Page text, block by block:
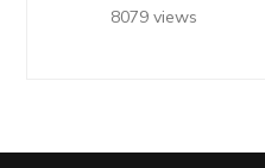
8079 views